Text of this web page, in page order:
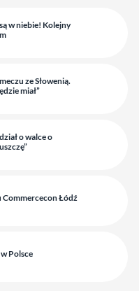
w niebie! Kolejny
ze Słowenią.
miał”
o walce o
Commercecon Łódź
Polsce